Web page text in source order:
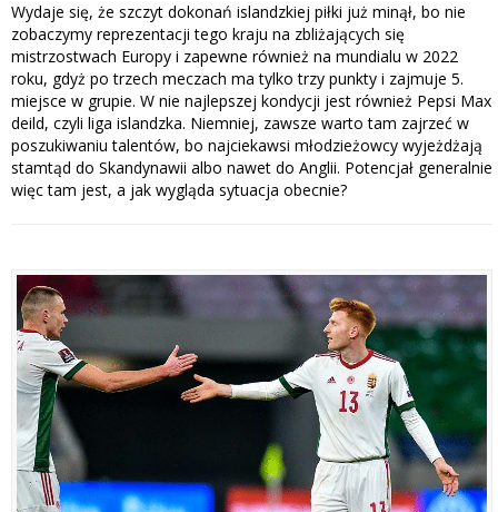
Wydaje się, że szczyt dokonań islandzkiej piłki już minął, bo nie
zobaczymy reprezentacji tego kraju na zbliżających się
mistrzostwach Europy i zapewne również na mundialu w 2022
roku, gdyż po trzech meczach ma tylko trzy punkty i zajmuje 5.
miejsce w grupie. W nie najlepszej kondycji jest również Pepsi Max
deild, czyli liga islandzka. Niemniej, zawsze warto tam zajrzeć w
poszukiwaniu talentów, bo najciekawsi młodzieżowcy wyjeżdżają
stamtąd do Skandynawii albo nawet do Anglii. Potencjał generalnie
więc tam jest, a jak wygląda sytuacja obecnie?